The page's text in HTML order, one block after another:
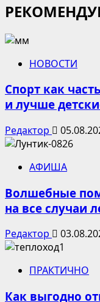
НОВОСТИ
Спорт как
и лучше
Редактор
АФИША
Волшебные
на все случаи
Редактор
ПРАКТИЧНО
Как выгодно